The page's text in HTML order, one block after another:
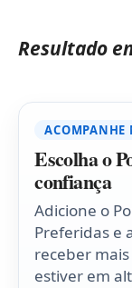
Resultado
ACOMPANHE
Escolha o
confiança
Adicione o
Preferidas e
receber
estiver em